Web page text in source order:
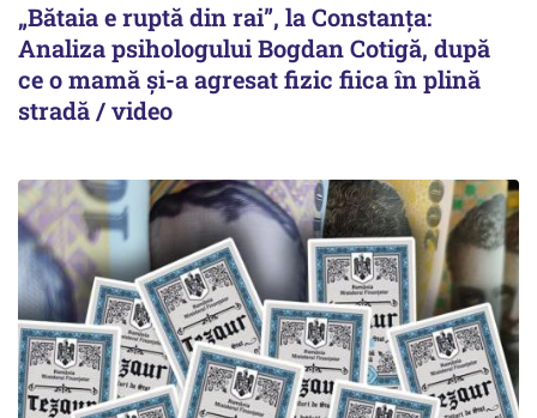
„Bătaia e ruptă din rai”, la Constanța:
Analiza psihologului Bogdan Cotigă, după
ce o mamă și-a agresat fizic fiica în plină
stradă / video